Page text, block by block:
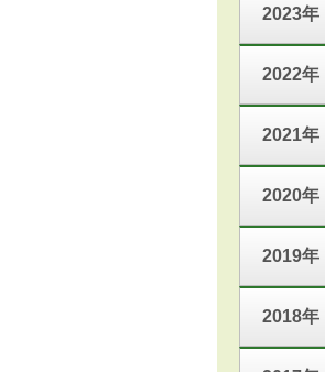
2023年
2022年
2021年
2020年
2019年
2018年